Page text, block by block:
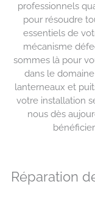
professionnels
pour résoudre
essentiels de
mécanisme
sommes là pour
dans le
lanterneaux et
votre installation
nous dès
Réparation